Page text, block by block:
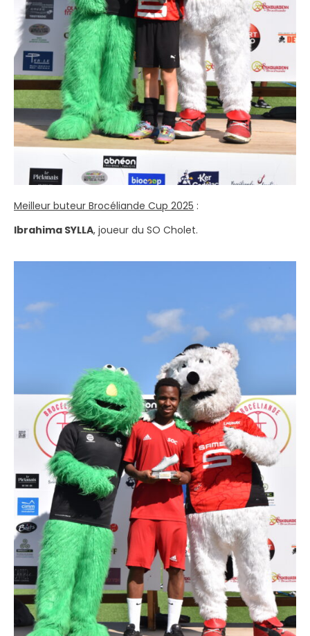
Meilleur buteur Brocéliande Cup 2025 :
Ibrahima SYLLA, joueur du SO Cholet.